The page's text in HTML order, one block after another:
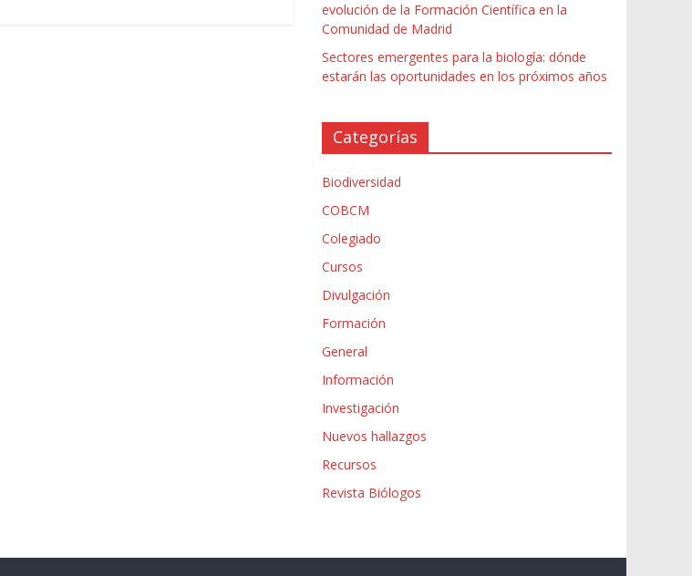
evolución de la Formación Científica en la
Comunidad de Madrid
Sectores emergentes para la biología: dónde
estarán las oportunidades en los próximos años
Categorías
Biodiversidad
COBCM
Colegiado
Cursos
Divulgación
Formación
General
Información
Investigación
Nuevos hallazgos
Recursos
Revista Biólogos